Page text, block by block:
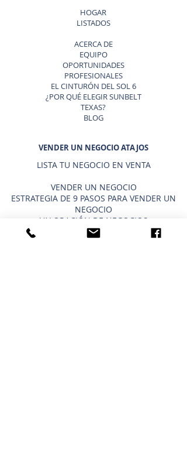
HOGAR
LISTADOS
ACERCA DE
EQUIPO
OPORTUNIDADES
PROFESIONALES
EL CINTURÓN DEL SOL 6
¿POR QUÉ ELEGIR SUNBELT
TEXAS?
BLOG
VENDER UN NEGOCIO ATAJOS
LISTA TU NEGOCIO EN VENTA
VENDER UN NEGOCIO
ESTRATEGIA DE 9 PASOS PARA VENDER UN
NEGOCIO
VALORACIÓN DE NEGOCIOS
PRECIO PARA UNA PEQUEÑA EMPRESA